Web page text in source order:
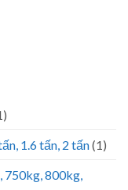
1.6 tấn, 2 tấn(1)
800kg,